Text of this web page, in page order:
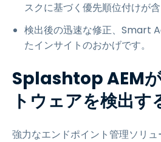
スクに基づく優先順位付けが含
検出後の迅速な修正、Smart
たインサイトのおかげです。
Splashtop AEM
トウェアを検出す
強力なエンドポイント管理ソリ